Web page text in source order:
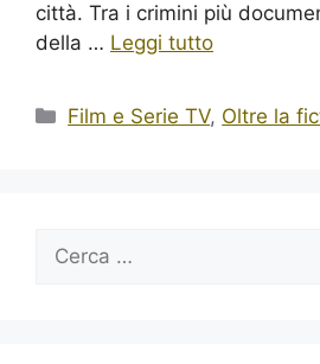
città. Tra i crimini più
della … Leggi tutto
Categorie
Film e Serie TV, Oltre la
Ricerca